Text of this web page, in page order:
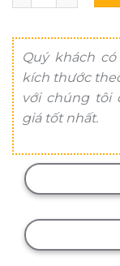
Quý khách
kích thước
với chúng tôi
giá tốt nhất.